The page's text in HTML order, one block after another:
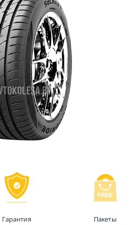
Гарантия
Пакеты